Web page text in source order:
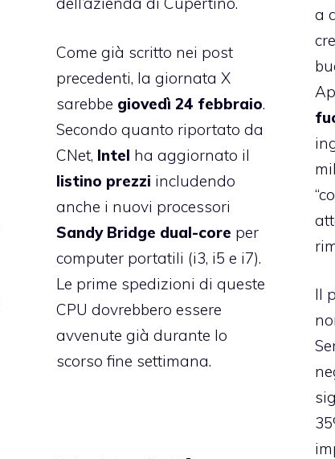
Come già scritto nei post
precedenti, la giornata X
sarebbe giovedì 24 febbraio.
Secondo quanto riportato da
CNet, Intel ha aggiornato il
listino prezzi includendo
anche i nuovi processori
Sandy Bridge dual-core per
computer portatili (i3, i5 e i7).
Le prime spedizioni di queste
CPU dovrebbero essere
avvenute già durante lo
scorso fine settimana.
a
Il